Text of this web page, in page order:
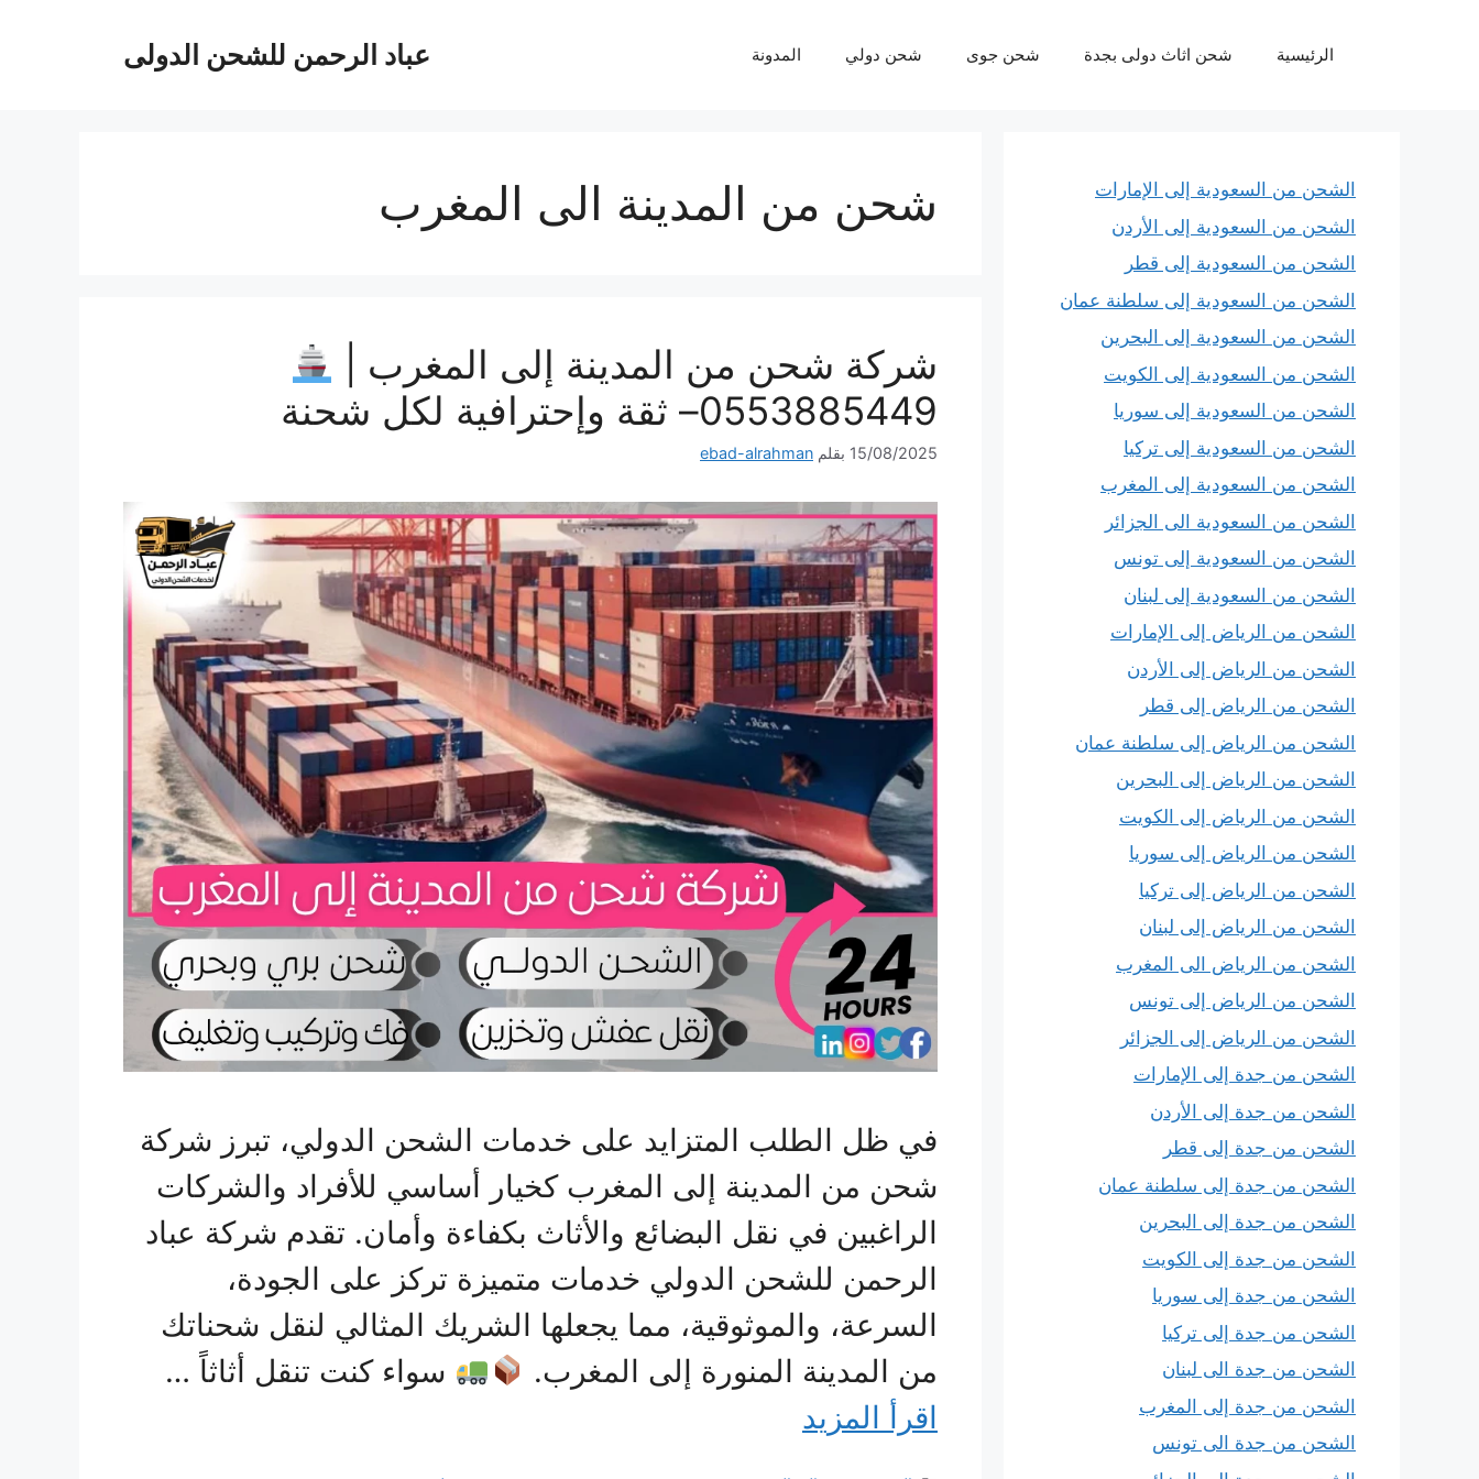
عباد الرحمن للشحن الدولى الرئيسية شحن اثاث دولى بجدة شحن جوى شحن دولي المدونة
شحن من المدينة الى المغرب
شركة شحن من المدينة إلى المغرب |
0553885449– ثقة وإحترافية لكل شحنة
15/08/2025 بقلم ebad-alrahman
في ظل الطلب المتزايد على خدمات الشحن الدولي، تبرز شركة
شحن من المدينة إلى المغرب كخيار أساسي للأفراد والشركات
الراغبين في نقل البضائع والأثاث بكفاءة وأمان. تقدم شركة عباد
الرحمن للشحن الدولي خدمات متميزة تركز على الجودة،
السرعة، والموثوقية، مما يجعلها الشريك المثالي لنقل شحناتك
من المدينة المنورة إلى المغرب.
سواء كنت تنقل أثاثاً …
اقرأ المزيد
الشحن من السعودية إلى الإمارات
الشحن من السعودية إلى الأردن
الشحن من السعودية إلى قطر
الشحن من السعودية إلى سلطنة عمان
الشحن من السعودية إلى البحرين
الشحن من السعودية إلى الكويت
الشحن من السعودية إلى سوريا
الشحن من السعودية إلى تركيا
الشحن من السعودية إلى المغرب
الشحن من السعودية الى الجزائر
الشحن من السعودية إلى تونس
الشحن من السعودية إلى لبنان
الشحن من الرياض إلى الإمارات
الشحن من الرياض إلى الأردن
الشحن من الرياض إلى قطر
الشحن من الرياض إلى سلطنة عمان
الشحن من الرياض إلى البحرين
الشحن من الرياض إلى الكويت
الشحن من الرياض إلى سوريا
الشحن من الرياض إلى تركيا
الشحن من الرياض إلى لبنان
الشحن من الرياض الى المغرب
الشحن من الرياض إلى تونس
الشحن من الرياض إلى الجزائر
الشحن من جدة إلى الإمارات
الشحن من جدة إلى الأردن
الشحن من جدة إلى قطر
الشحن من جدة إلى سلطنة عمان
الشحن من جدة إلى البحرين
الشحن من جدة إلى الكويت
الشحن من جدة إلى سوريا
الشحن من جدة إلى تركيا
الشحن من جدة الى لبنان
الشحن من جدة إلى المغرب
الشحن من جدة الى تونس